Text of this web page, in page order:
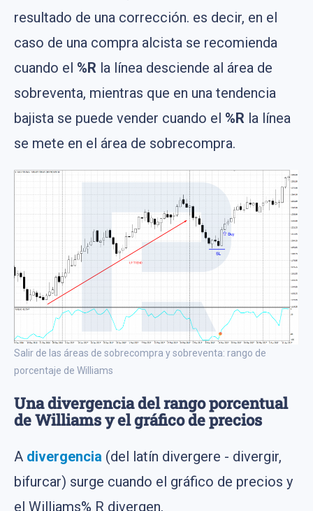
resultado de una corrección. es decir, en el
caso de una compra alcista se recomienda
cuando el %R la línea desciende al área de
sobreventa, mientras que en una tendencia
bajista se puede vender cuando el %R la línea
se mete en el área de sobrecompra.
Salir de las áreas de sobrecompra y sobreventa: rango de
porcentaje de Williams
Una divergencia del rango porcentual
de Williams y el gráfico de precios
A divergencia (del latín divergere - divergir,
bifurcar) surge cuando el gráfico de precios y
el Williams% R divergen.